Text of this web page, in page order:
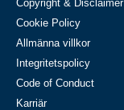
Copyright & Disclaimer
Cookie Policy
Allmänna villkor
Integritetspolicy
Code of Conduct
Karriär